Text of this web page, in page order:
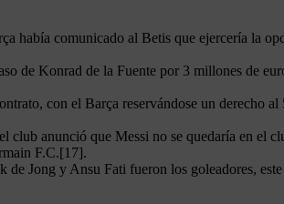
comunicado al Betis que ejercería la
de Konrad de la Fuente por 3 millones de
con el Barça reservándose un derecho
anunció que Messi no se quedaría en el
F.C.[17].
Jong y Ansu Fati fueron los goleadores,